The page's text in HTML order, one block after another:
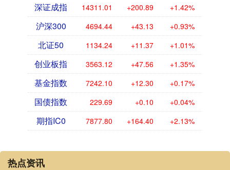
深证成指 14311.01 +200.89 +1.42%
沪深300 4694.44 +43.13 +0.93%
北证50 1134.24 +11.37 +1.01%
创业板指 3563.12 +47.56 +1.35%
基金指数 7242.10 +12.30 +0.17%
国债指数 229.69 +0.10 +0.04%
期指IC0 7877.80 +164.40 +2.13%
热点资讯